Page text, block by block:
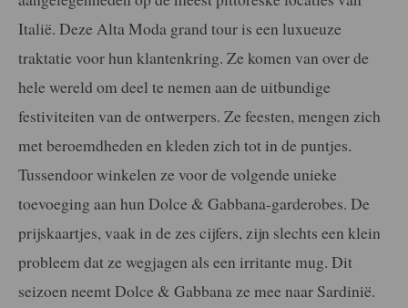
Italië. Deze Alta Moda grand tour is een luxueuze
traktatie voor hun klantenkring. Ze komen van over de
hele wereld om deel te nemen aan de uitbundige
festiviteiten van de ontwerpers. Ze feesten, mengen zich
met beroemdheden en kleden zich tot in de puntjes.
Tussendoor winkelen ze voor de volgende unieke
toevoeging aan hun Dolce & Gabbana-garderobes. De
prijskaartjes, vaak in de zes cijfers, zijn slechts een klein
probleem dat ze wegjagen als een irritante mug. Dit
seizoen neemt Dolce & Gabbana ze mee naar Sardinië.